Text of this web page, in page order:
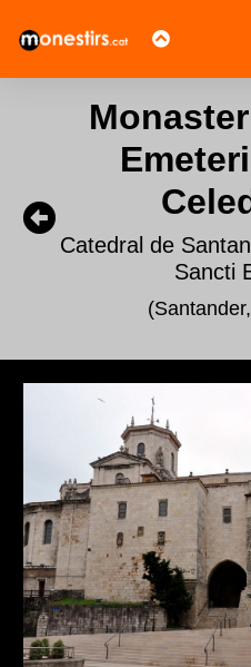
Catedral de
Sancti
(Santander,